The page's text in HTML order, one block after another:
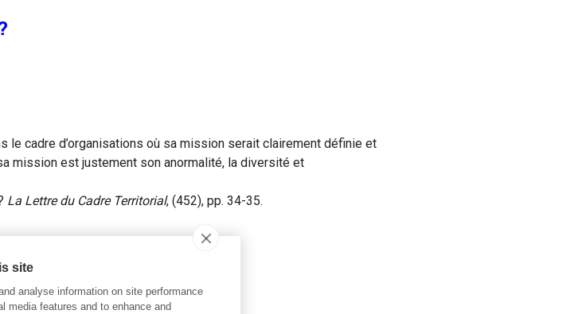
le cadre d’organisations où sa mission serait clairement définie et
mission est justement son anormalité, la diversité et
La Lettre du Cadre Territorial, (452), pp. 34-35.
site
analyse information on site performance
media features and to enhance and